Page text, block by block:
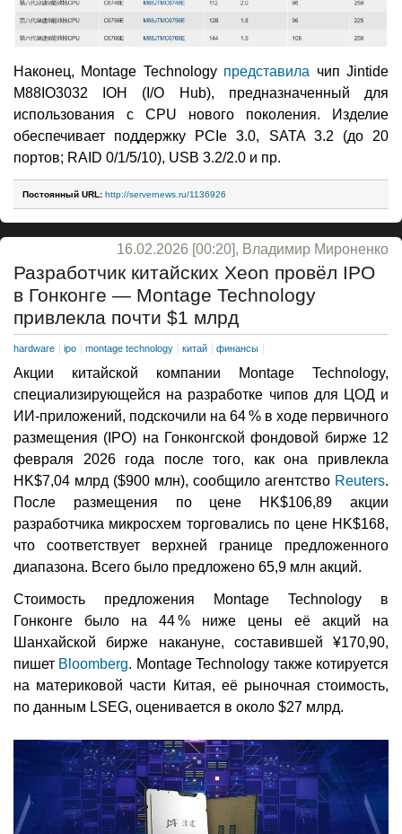
Наконец, Montage Technology представила чип Jintide
M88IO3032 IOH (I/O Hub), предназначенный для
использования с CPU нового поколения. Изделие
обеспечивает поддержку PCIe 3.0, SATA 3.2 (до 20
портов; RAID 0/1/5/10), USB 3.2/2.0 и пр.
Постоянный URL: http://servernews.ru/1136926
16.02.2026 [00:20], Владимир Мироненко
Разработчик китайских Xeon провёл IPO
в Гонконге — Montage Technology
привлекла почти $1 млрд
hardware ipo montage technology китай финансы
Акции китайской компании Montage Technology,
специализирующейся на разработке чипов для ЦОД и
ИИ-приложений, подскочили на 64 % в ходе первичного
размещения (IPO) на Гонконгской фондовой бирже 12
февраля 2026 года после того, как она привлекла
HK$7,04 млрд ($900 млн), сообщило агентство Reuters.
После размещения по цене HK$106,89 акции
разработчика микросхем торговались по цене HK$168,
что соответствует верхней границе предложенного
диапазона. Всего было предложено 65,9 млн акций.
Стоимость предложения Montage Technology в
Гонконге было на 44 % ниже цены её акций на
Шанхайской бирже накануне, составившей ¥170,90,
пишет Bloomberg. Montage Technology также котируется
на материковой части Китая, её рыночная стоимость,
по данным LSEG, оценивается в около $27 млрд.